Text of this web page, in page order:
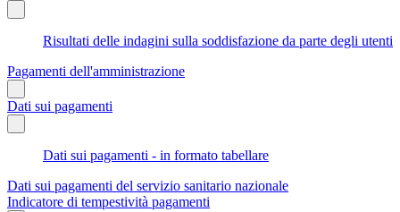
Risultati delle indagini sulla soddisfazione da parte degli utenti
Pagamenti dell'amministrazione
Dati sui pagamenti
Dati sui pagamenti - in formato tabellare
Dati sui pagamenti del servizio sanitario nazionale
Indicatore di tempestività pagamenti